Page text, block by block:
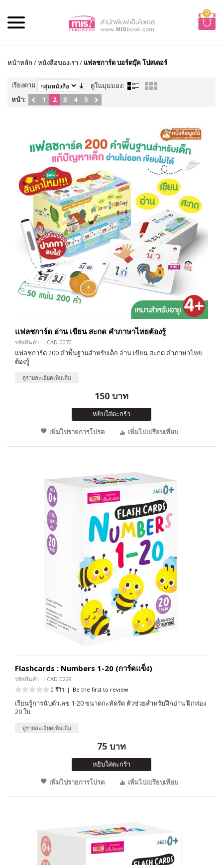
0
หน้าหลัก /หนังสือของเรา / แฟลชการ์ด บอร์ดบุ๊ค โปสเตอร์
เรียงตาม
ดูในมุมมอง:
หน้า:
1 2 3 4 5
แฟลชการ์ด อ่าน เขียน สะกด คำภาษาไทยต้องรู้
รหัสสินค้า : I-CAD-0070
แฟลชการ์ด 200 คำพื้นฐานสำหรับเด็ก อ่าน เขียน สะกด คำภาษาไทย
ต้องรู้
ดูรายละเอียดเพิ่มเติม
150 บาท
หยิบใส่ตะกร้า
เพิ่มไปรายการโปรด
เพิ่มไปเปรียบเทียบ
Flashcards : Numbers 1-20 (การ์ดแข็ง)
รหัสสินค้า : I-CAD-0229
0 รีวิว | Be the first to review
เรียนรู้การนับตัวเลข 1-20 ขนาดกะทัดรัด ตัวช่วยสำหรับฝึกอ่าน ฝึกท่อง
20 ใบ
ดูรายละเอียดเพิ่มเติม
75 บาท
หยิบใส่ตะกร้า
เพิ่มไปรายการโปรด
เพิ่มไปเปรียบเทียบ